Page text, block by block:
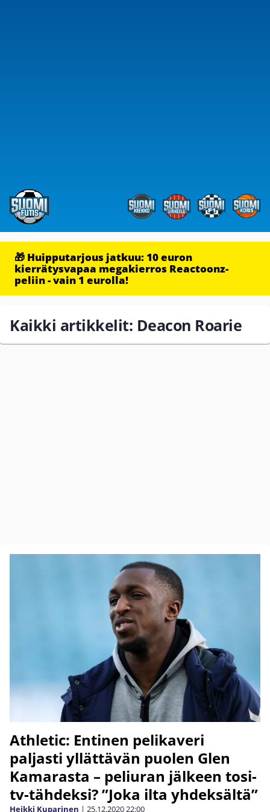
🎁 Huipputarjous jatkuu: 10 euron
kierrätysvapaa megakierros Reactoonz-
peliin - vain 1 eurolla!
Kaikki artikkelit: Deacon Roarie
Athletic: Entinen pelikaveri
paljasti yllättävän puolen Glen
Kamarasta – peliuran jälkeen tosi-
tv-tähdeksi? ”Joka ilta yhdeksältä”
Heikki Kuparinen | 25.12.202022:00